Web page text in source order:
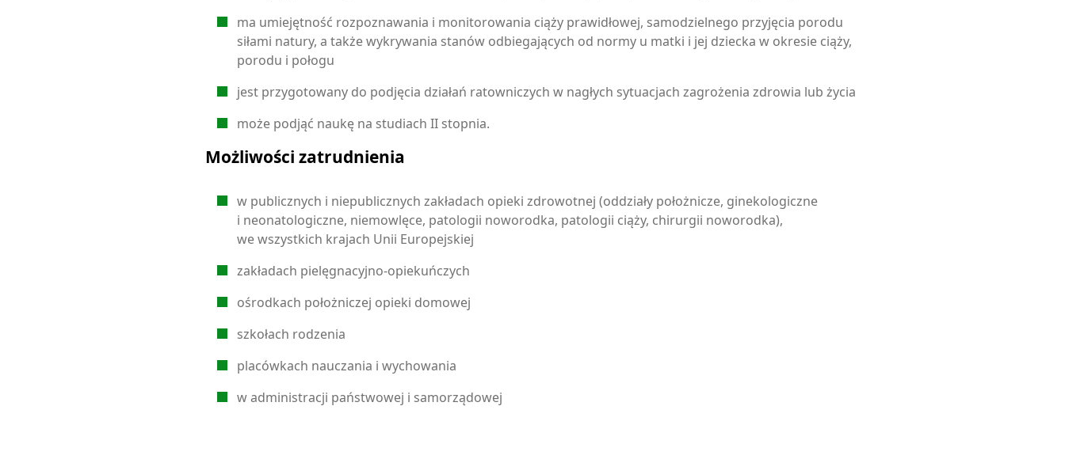
ma umiejętność rozpoznawania i monitorowania ciąży prawidłowej, samodzielnego przyjęcia porodu
siłami natury, a także wykrywania stanów odbiegających od normy u matki i jej dziecka w okresie ciąży,
porodu i połogu
jest przygotowany do podjęcia działań ratowniczych w nagłych sytuacjach zagrożenia zdrowia lub życia
może podjąć naukę na studiach II stopnia.
Możliwości zatrudnienia
w publicznych i niepublicznych zakładach opieki zdrowotnej (oddziały położnicze, ginekologiczne
i neonatologiczne, niemowlęce, patologii noworodka, patologii ciąży, chirurgii noworodka),
we wszystkich krajach Unii Europejskiej
zakładach pielęgnacyjno-opiekuńczych
ośrodkach położniczej opieki domowej
szkołach rodzenia
placówkach nauczania i wychowania
w administracji państwowej i samorządowej